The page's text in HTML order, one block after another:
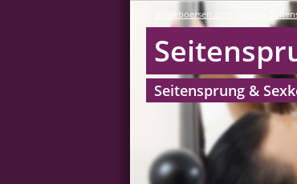
singleboersen.com
Seitensprung &